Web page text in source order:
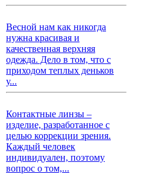
Весной нам как никогда
нужна красивая и
качественная верхняя
одежда. Дело в том, что с
приходом теплых деньков
у...
Контактные линзы –
изделие, разработанное с
целью коррекции зрения.
Каждый человек
индивидуален, поэтому
вопрос о том,...